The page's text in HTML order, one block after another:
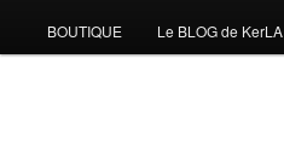
BOUTIQUE Le BLOG de KerLA